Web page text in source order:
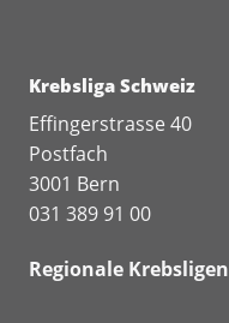
Krebsliga Schweiz
Effingerstrasse 40
Postfach
3001 Bern
031 389 91 00
Regionale Krebsligen